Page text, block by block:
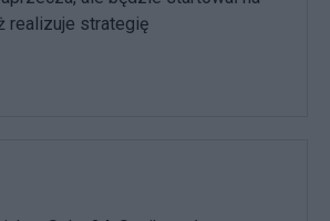
realizuje strategię